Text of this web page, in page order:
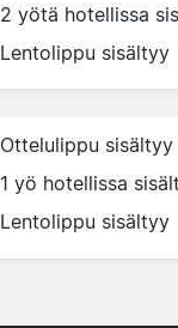
2 yötä hotellissa
Lentolippu sisältyy
Ottelulippu sisältyy
1 yö hotellissa
Lentolippu sisältyy